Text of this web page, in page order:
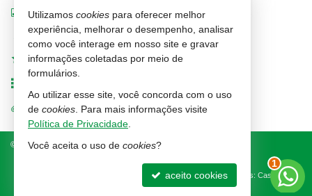
indicadores financeiros
cadastre seu imóvel
imóveis favoritos
trabalhe conosco
© 2026 CRECI/SC 1464-J Política de Privacidade
Site para imobiliárias: Castel Digital
2
Utilizamos cookies para oferecer melhor
experiência, melhorar o desempenho, analisar
como você interage em nosso site e gravar
informações coletadas por meio de
formulários.
Ao utilizar esse site, você concorda com o uso
de cookies . Para mais informações visite
Política de Privacidade
Você aceita o uso de cookies?
aceito cookies